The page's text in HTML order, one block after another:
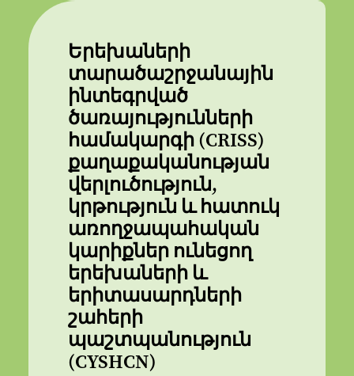
Երեխաների
տարածաշրջանային
ինտեգրված
ծառայությունների
համակարգի (CRISS)
քաղաքականության
վերլուծություն,
կրթություն և հատուկ
առողջապահական
կարիքներ ունեցող
երեխաների և
երիտասարդների
շահերի
պաշտպանություն
(CYSHCN)